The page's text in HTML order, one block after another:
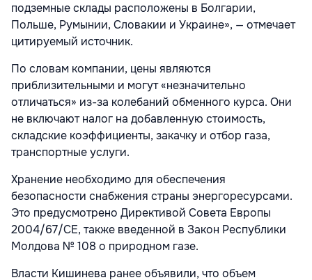
подземные склады расположены в Болгарии,
Польше, Румынии, Словакии и Украине», — отмечает
цитируемый источник.
По словам компании, цены являются
приблизительными и могут «незначительно
отличаться» из-за колебаний обменного курса. Они
не включают налог на добавленную стоимость,
складские коэффициенты, закачку и отбор газа,
транспортные услуги.
Хранение необходимо для обеспечения
безопасности снабжения страны энергоресурсами.
Это предусмотрено Директивой Совета Европы
2004/67/CE, также введенной в Закон Республики
Молдова № 108 о природном газе.
Власти Кишинева ранее объявили, что объем